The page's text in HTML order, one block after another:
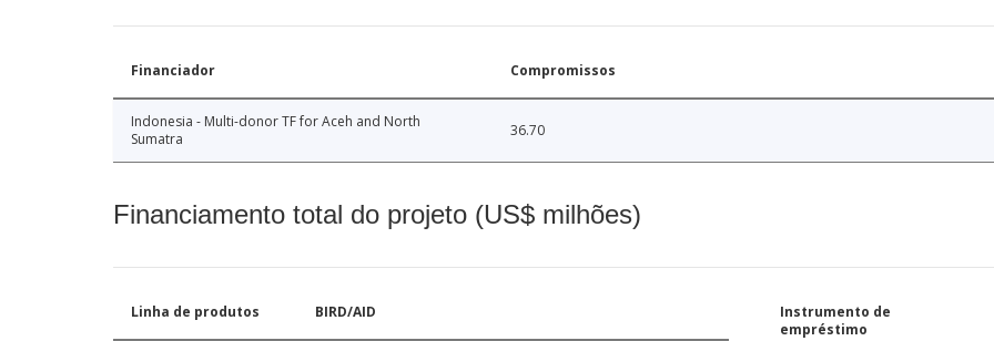
Financiador Compromissos
Indonesia - Multi-donor TF for Aceh and North
Sumatra
36.70
Financiamento total do projeto (US$ milhões)
Linha de produtos BIRD/AID
Instrumento de
empréstimo